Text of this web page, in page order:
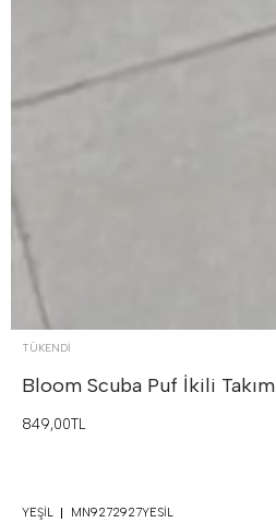
TÜKENDI
Bloom Scuba Puf İkili Takım
849,00TL
YEŞIL MN9272927YESIL